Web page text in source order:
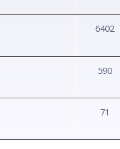
6402
590
71